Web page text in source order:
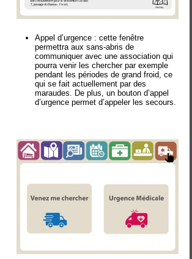
Appel d’urgence : cette fenêtre
permettra aux sans-abris de
communiquer avec une association qui
pourra venir les chercher par exemple
pendant les périodes de grand froid, ce
qui se fait actuellement par des
maraudes. De plus, un bouton d’appel
d’urgence permet d’appeler les secours.